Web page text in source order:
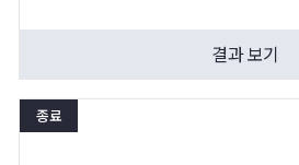
결과 보기
종료